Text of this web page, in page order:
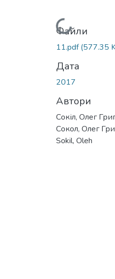
Вантажиться...
Файли
11.pdf(577.35
Дата
2017
Автори
Сокіл, Олег
Сокол, Олег
Sokil, Oleh